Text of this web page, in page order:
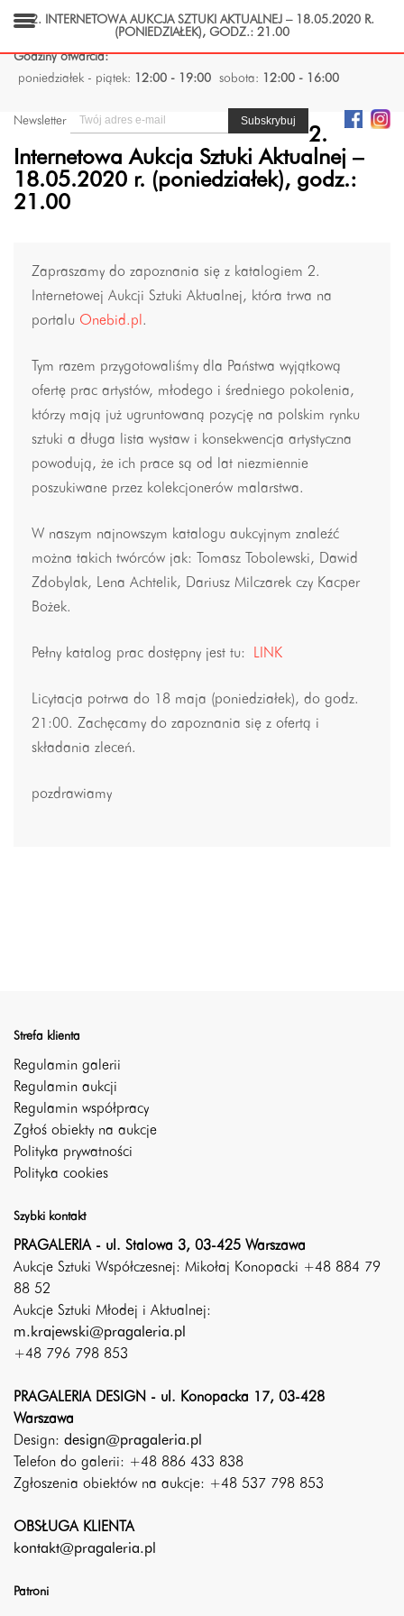
Godziny otwarcia:
poniedziałek - piątek:
12:00 - 19:00 sobota: 12:00 - 16:00
Newsletter
2.
Internetowa Aukcja Sztuki Aktualnej –
18.05.2020 r. (poniedziałek), godz.:
21.00
Zapraszamy do zapoznania się z katalogiem 2.
Internetowej Aukcji Sztuki Aktualnej, która trwa na
portalu Onebid.pl .
Tym razem przygotowaliśmy dla Państwa wyjątkową
ofertę prac artystów, młodego i średniego pokolenia,
którzy mają już ugruntowaną pozycję na polskim rynku
sztuki a długa lista wystaw i konsekwencja artystyczna
powodują, że ich prace są od lat niezmiennie
poszukiwane przez kolekcjonerów malarstwa.
W naszym najnowszym katalogu aukcyjnym znaleźć
można takich twórców jak: Tomasz Tobolewski, Dawid
Zdobylak, Lena Achtelik, Dariusz Milczarek czy Kacper
Bożek.
Pełny katalog prac dostępny jest tu: LINK
Licytacja potrwa do 18 maja (poniedziałek), do godz.
21:00. Zachęcamy do zapoznania się z ofertą i
składania zleceń.
pozdrawiamy
Strefa klienta
Regulamin galerii
Regulamin aukcji
Regulamin współpracy
Zgłoś obiekty na aukcje
Polityka prywatności
Polityka cookies
Szybki kontakt
PRAGALERIA - ul. Stalowa 3, 03-425 Warszawa
Aukcje Sztuki Współczesnej: Mikołaj Konopacki +48 884 79
88 52
Aukcje Sztuki Młodej i Aktualnej:
m.krajewski@pragaleria.pl
+48 796 798 853
PRAGALERIA DESIGN - ul. Konopacka 17, 03-428
Warszawa
Design: design@pragaleria.pl
Telefon do galerii: +48 886 433 838
Zgłoszenia obiektów na aukcje: +48 537 798 853
OBSŁUGA KLIENTA
kontakt@pragaleria.pl
Patroni
2. INTERNETOWA AUKCJA SZTUKI AKTUALNEJ – 18.05.2020 R.
(PONIEDZIAŁEK), GODZ.: 21.00